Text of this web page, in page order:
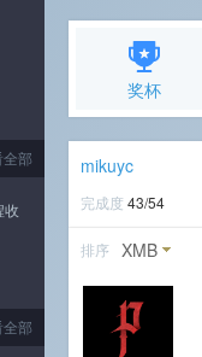
奖杯
mikuyc
完成度 43/54
排序 XMB
部
收
部